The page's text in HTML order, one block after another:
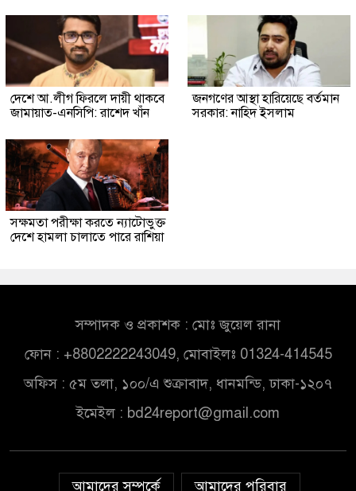
দেশে আ.লীগ ফিরলে দায়ী থাকবে
জামায়াত-এনসিপি: রাশেদ খাঁন
জনগণের আস্থা হারিয়েছে বর্তমান
সরকার: নাহিদ ইসলাম
সক্ষমতা পরীক্ষা করতে ন্যাটোভুক্ত
দেশে হামলা চালাতে পারে রাশিয়া
সম্পাদক ও প্রকাশক : মোঃ জুয়েল রানা
ফোন : +8802222243049, মোবাইলঃ 01324-414545
অফিস : ৫ম তলা, ১০০/এ শুক্রাবাদ, ধানমন্ডি, ঢাকা-১২০৭
ইমেইল : bd24report@gmail.com
আমাদের সম্পর্কে আমাদের পরিবার